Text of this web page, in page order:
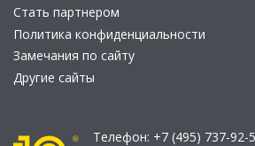
Стать партнером
Политика конфиденциальности
Замечания по сайту
Другие сайты
Телефон: +7 (495) 737-92-